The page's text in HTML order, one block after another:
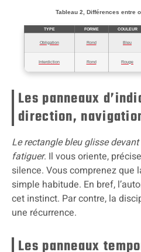
Tableau 2, Différences entre
TYPE FORME COULEUR
Obligation Rond Bleu
Interdiction Rond Rouge
Les panneaux
direction,
Le rectangle bleu glisse
fatiguer. Il vous oriente,
silence. Vous comprenez que
simple habitude. En bref,
cet instinct. Par contre, la
une récurrence.
Les panneaux